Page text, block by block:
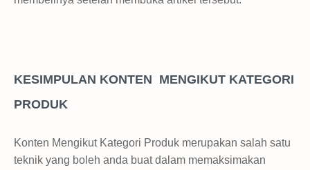
KESIMPULAN KONTEN MENGIKUT KATEGORI
PRODUK
Konten Mengikut Kategori Produk merupakan salah satu
teknik yang boleh anda buat dalam memaksimakan